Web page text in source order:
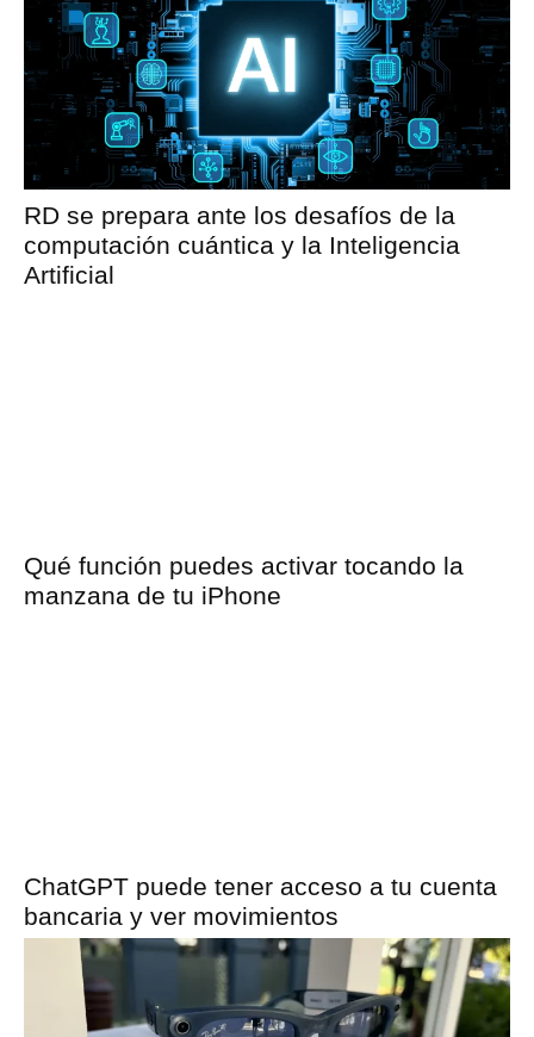
RD se prepara ante los desafíos de la
computación cuántica y la Inteligencia
Artificial
Qué función puedes activar tocando la
manzana de tu iPhone
ChatGPT puede tener acceso a tu cuenta
bancaria y ver movimientos